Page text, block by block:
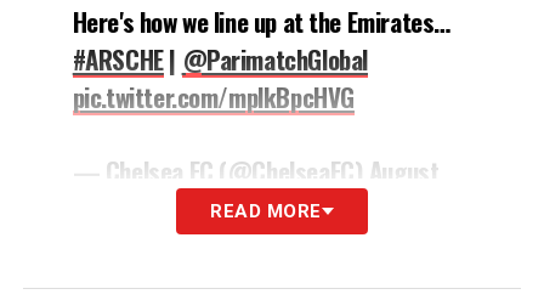
Here's how we line up at the Emirates…
#ARSCHE| @ParimatchGlobal
pic.twitter.com/mplkBpcHVG
— Chelsea FC (@ChelseaFC) August
LA PLAYLIST DELLE NOSTRE TOP NEWS
READ MORE